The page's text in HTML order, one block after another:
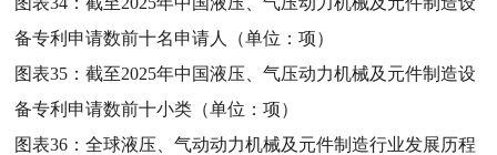
备专利申请数前十名申请人（单位：项）
图表35：截至2025年中国液压、气压动力机械及元件制造设
备专利申请数前十小类（单位：项）
图表36：全球液压、气动动力机械及元件制造行业发展历程